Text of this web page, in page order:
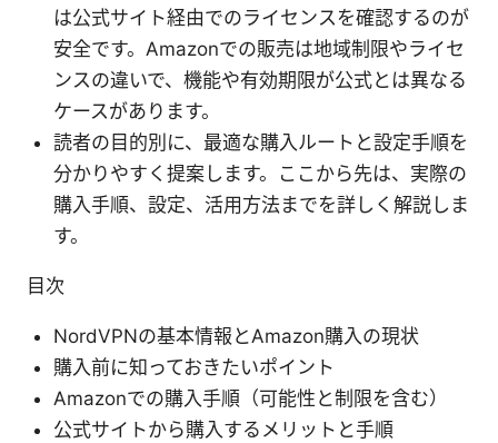
は公式サイト経由でのライセンスを確認するのが
安全です。Amazonでの販売は地域制限やライセ
ンスの違いで、機能や有効期限が公式とは異なる
ケースがあります。
読者の目的別に、最適な購入ルートと設定手順を
分かりやすく提案します。ここから先は、実際の
購入手順、設定、活用方法までを詳しく解説しま
す。
目次
NordVPNの基本情報とAmazon購入の現状
購入前に知っておきたいポイント
Amazonでの購入手順（可能性と制限を含む）
公式サイトから購入するメリットと手順